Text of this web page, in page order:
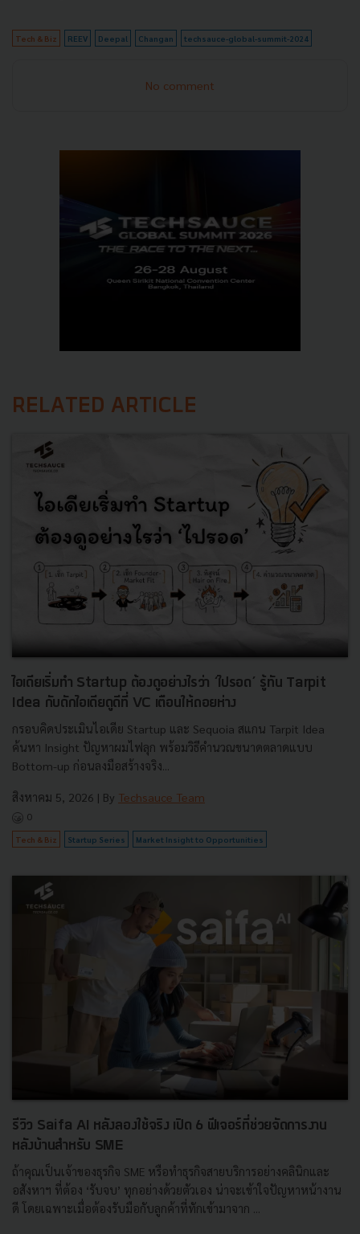
Tech & Biz REEV Deepal Changan techsauce-global-summit-2024
No comment
RELATED ARTICLE
ไอเดียเริ่มทำ Startup ต้องดูอย่างไรว่า ‘ไปรอด’ รู้ทัน Tarpit
Idea กับดักไอเดียดูดีที่ VC เตือนให้ถอยห่าง
กรอบคิดประเมินไอเดีย Startup และ Sequoia สแกน Tarpit Idea
ค้นหา Insight ปัญหาผมไฟลุก พร้อมวิธีคำนวณขนาดตลาดแบบ
Bottom-up ก่อนลงมือสร้างจริง...
สิงหาคม 5, 2026 | By Techsauce Team
0
Tech & Biz Startup Series Market Insight to Opportunities
รีวิว Saifa AI หลังลองใช้จริง เปิด 6 ฟีเจอร์ที่ช่วยจัดการงาน
หลังบ้านสำหรับ SME
ถ้าคุณเป็นเจ้าของธุรกิจ SME หรือทำธุรกิจสายบริการอย่างคลินิกและ
อสังหาฯ ที่ต้อง ‘รับจบ’ ทุกอย่างด้วยตัวเอง น่าจะเข้าใจปัญหาหน้างาน
ดี โดยเฉพาะเมื่อต้องรับมือกับลูกค้าที่ทักเข้ามาจาก ...